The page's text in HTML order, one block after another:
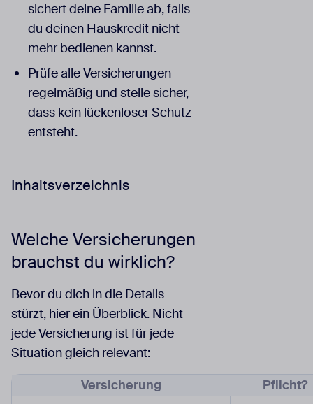
sichert deine Familie ab, falls
du deinen Hauskredit nicht
mehr bedienen kannst.
Prüfe alle Versicherungen
regelmäßig und stelle sicher,
dass kein lückenloser Schutz
entsteht.
Inhaltsverzeichnis
Welche Versicherungen
brauchst du wirklich?
Bevor du dich in die Details
stürzt, hier ein Überblick. Nicht
jede Versicherung ist für jede
Situation gleich relevant:
Versicherung
Pflicht?